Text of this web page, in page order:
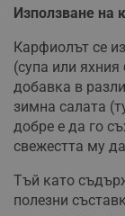
Използване на
Карфиолът се
(супа или
добавка в
зимна салата
добре е да го
свежестта му
Тъй като
полезни